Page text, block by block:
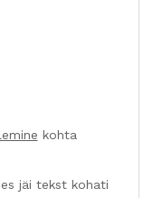
kohta
jäi tekst kohati